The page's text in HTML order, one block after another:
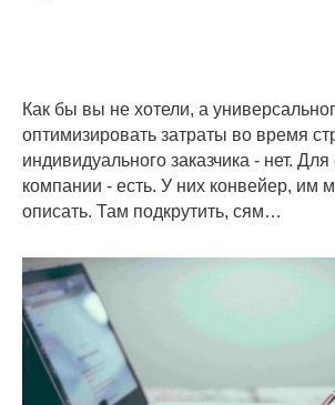
Как бы вы не хотели, а
оптимизировать затраты во время
индивидуального заказчика - нет. Для
компании - есть. У них конвейер, им
описать. Там подкрутить, сям…